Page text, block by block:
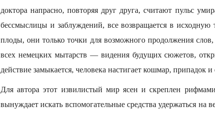
доктора напрасно, повторяя друг друга, считают пульс
бессмыслицы и заблуждений, все возвращается в
плоды, они только точки для возможного продолжения
всех немецких мытарств — видения будущих сюжетов,
действие замыкается, человека настигает кошмар, припадок и
Для автора этот извилистый мир ясен и скреплен
вынуждает искать вспомогательные средства удержаться на